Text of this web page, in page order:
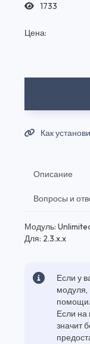
1733
Цена:
Как
Описание
Вопросы и
Модуль:
Для: 2.3.x.x
Если у
модуля,
помощи.
Если на
значит